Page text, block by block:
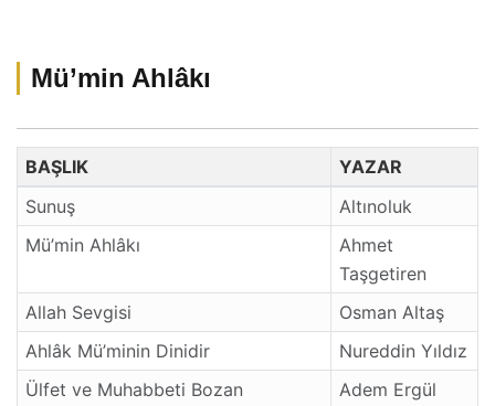
Mü’min Ahlâkı
BAŞLIK
YAZAR
Sunuş
Altınoluk
Mü’min Ahlâkı
Ahmet
Taşgetiren
Allah Sevgisi
Osman Altaş
Ahlâk Mü’minin Dinidir
Nureddin Yıldız
Ülfet ve Muhabbeti Bozan
Adem Ergül